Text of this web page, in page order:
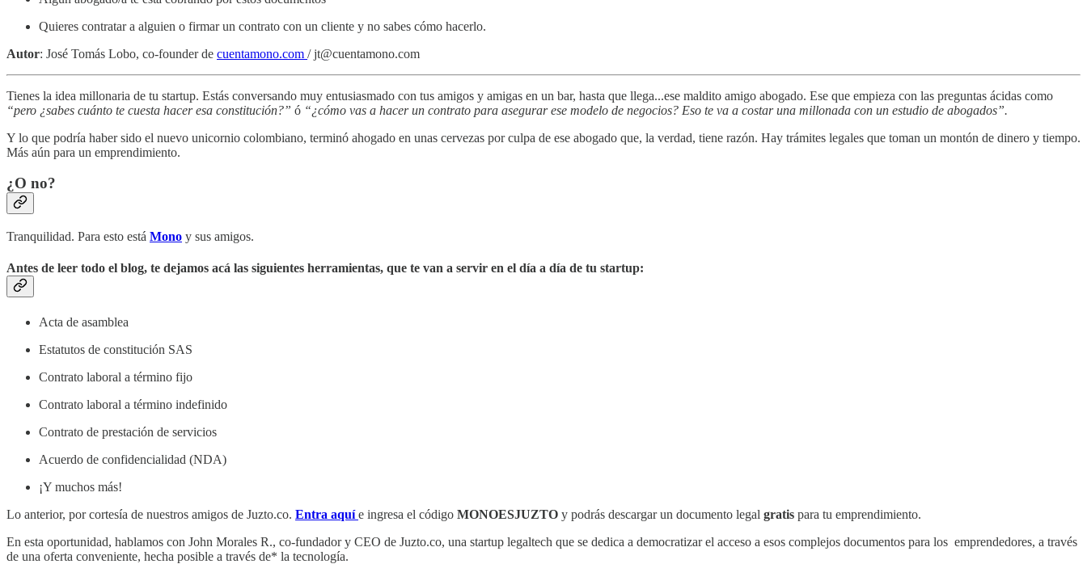
Quieres contratar a alguien o firmar un contrato con un cliente y no sabes cómo hacerlo.
Autor: José Tomás Lobo, co-founder de cuentamono.com / jt@cuentamono.com
Tienes la idea millonaria de tu startup. Estás conversando muy entusiasmado con tus amigos y amigas en un bar, hasta que llega...ese maldito amigo abogado. Ese que empieza con las preguntas ácidas como
“pero ¿sabes cuánto te cuesta hacer esa constitución?” ó “¿cómo vas a hacer un contrato para asegurar ese modelo de negocios? Eso te va a costar una millonada con un estudio de abogados”.
Y lo que podría haber sido el nuevo unicornio colombiano, terminó ahogado en unas cervezas por culpa de ese abogado que, la verdad, tiene razón. Hay trámites legales que toman un montón de dinero y tiempo.
Más aún para un emprendimiento.
¿O no?
Tranquilidad. Para esto está Mono y sus amigos.
Antes de leer todo el blog, te dejamos acá las siguientes herramientas, que te van a servir en el día a día de tu startup:
Acta de asamblea
Estatutos de constitución SAS
Contrato laboral a término fijo
Contrato laboral a término indefinido
Contrato de prestación de servicios
Acuerdo de confidencialidad (NDA)
¡Y muchos más!
Lo anterior, por cortesía de nuestros amigos de Juzto.co. Entra aquíe ingresa el código MONOESJUZTO y podrás descargar un documento legal gratis para tu emprendimiento.
En esta oportunidad, hablamos con John Morales R., co-fundador y CEO de Juzto.co, una startup legaltech que se dedica a democratizar el acceso a esos complejos documentos para los emprendedores, a través
de una oferta conveniente, hecha posible a través de* la tecnología.